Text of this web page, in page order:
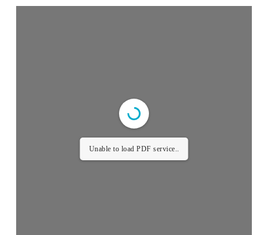
Unable to load PDF service..